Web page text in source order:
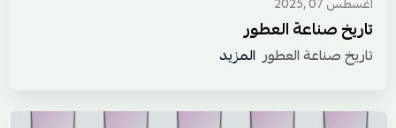
تاريخ صناعة العطور
تاريخ صناعة العطور المزيد